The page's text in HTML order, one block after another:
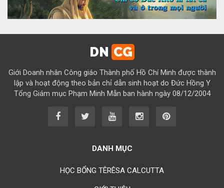
Chúc mừng bổn mạng Chị Maria Ngô Thị Yến 15/08
Chúc mừng bổn mạng Chị Maria Nguyễn Tuấn Đông Quân 15/08
Chúc mừng bổn mạng Chị Maria Lâm Thanh Trúc 15/08
Chúc mừng bổn mạng Chị Maria Từ Ngọc Phụng 15/08
Chúc mừng bổn mạng Chị Rosa Nguyễn Mến Quý 23/08
DN CG
Giới Doanh nhân Công giáo Thành phố Hồ Chí Minh được thành
lập và hoạt động theo bản chỉ dẫn sinh hoạt do Đức Hồng Y
Tổng Giám mục Phạm Minh Mẫn ban hành ngày 08/12/2004
DANH MỤC
HỌC BỔNG TÊRÊSA CALCUTTA